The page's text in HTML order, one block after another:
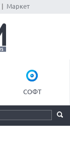
Маркет
СОФТ